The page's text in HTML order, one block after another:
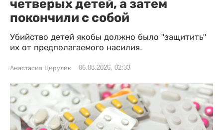
четверых детей, а затем
покончили с собой
Убийство детей якобы должно было "защитить"
их от предполагаемого насилия.
Анастасия Цирулик 06.08.2026, 02:33